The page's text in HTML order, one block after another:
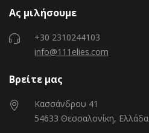
Ας μιλήσουμε
+30 2310244103
info@111elies.com
Βρείτε μας
Κασσάνδρου 41
54633 Θεσσαλονίκη, Ελλάδα